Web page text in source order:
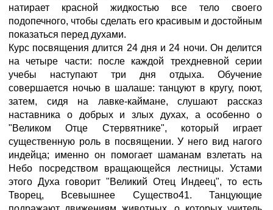
натирает красной жидкостью все тело своего
подопечного, чтобы сделать его красивым и достойным
показаться перед духами.
Курс посвящения длится 24 дня и 24 ночи. Он делится
на четыре части: после каждой трехдневной серии
учебы наступают три дня отдыха. Обучение
совершается ночью в шалаше: танцуют в кругу, поют,
затем, сидя на лавке-каймане, слушают рассказ
наставника о добрых и злых духах, а особенно о
"Великом Отце Стервятнике", который играет
существенную роль в посвящении. У него вид нагого
индейца; именно он помогает шаманам взлетать на
Небо посредством вращающейся лестницы. Устами
этого Духа говорит "Великий Отец Индеец", то есть
Творец, Всевышнее Существо41. Танцующие